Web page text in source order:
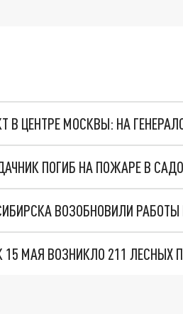
В ЦЕНТРЕ МОСКВЫ: НА
ПОГИБ НА ПОЖАРЕ В
ВОЗОБНОВИЛИ
15 МАЯ ВОЗНИКЛО 211 ЛЕСНЫХ